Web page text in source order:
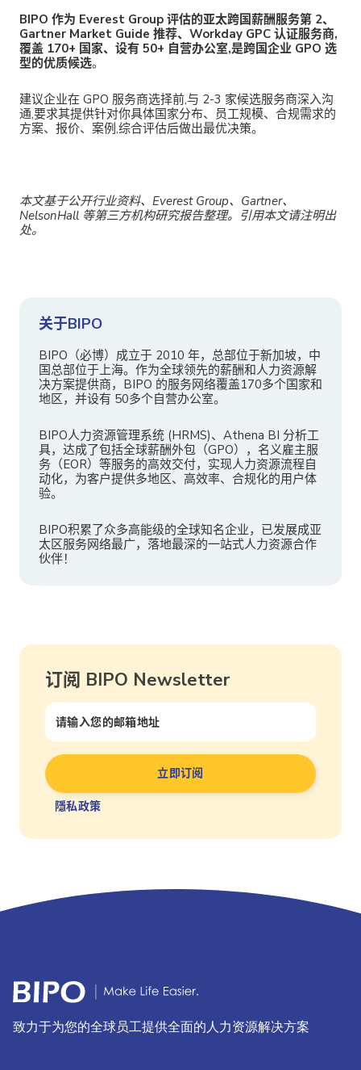
BIPO 作为 Everest Group 评估的亚太跨国薪酬服务第 2、
Gartner Market Guide 推荐、Workday GPC 认证服务商,
覆盖 170+ 国家、设有 50+ 自营办公室,是跨国企业 GPO 选
型的优质候选。
建议企业在 GPO 服务商选择前,与 2-3 家候选服务商深入沟
通,要求其提供针对你具体国家分布、员工规模、合规需求的
方案、报价、案例,综合评估后做出最优决策。
本文基于公开行业资料、Everest Group、Gartner、
NelsonHall 等第三方机构研究报告整理。引用本文请注明出
处。
关于BIPO
BIPO（必博）成立于 2010 年，总部位于新加坡，中
国总部位于上海。作为全球领先的薪酬和人力资源解
决方案提供商，BIPO 的服务网络覆盖170多个国家和
地区，并设有 50多个自营办公室。
BIPO人力资源管理系统 (HRMS)、Athena BI 分析工
具，达成了包括全球薪酬外包（GPO），名义雇主服
务（EOR）等服务的高效交付，实现人力资源流程自
动化，为客户提供多地区、高效率、合规化的用户体
验。
BIPO积累了众多高能级的全球知名企业，已发展成亚
太区服务网络最广，落地最深的一站式人力资源合作
伙伴！
订阅 BIPO Newsletter
隱私政策
致力于为您的全球员工提供全面的人力资源解决方案